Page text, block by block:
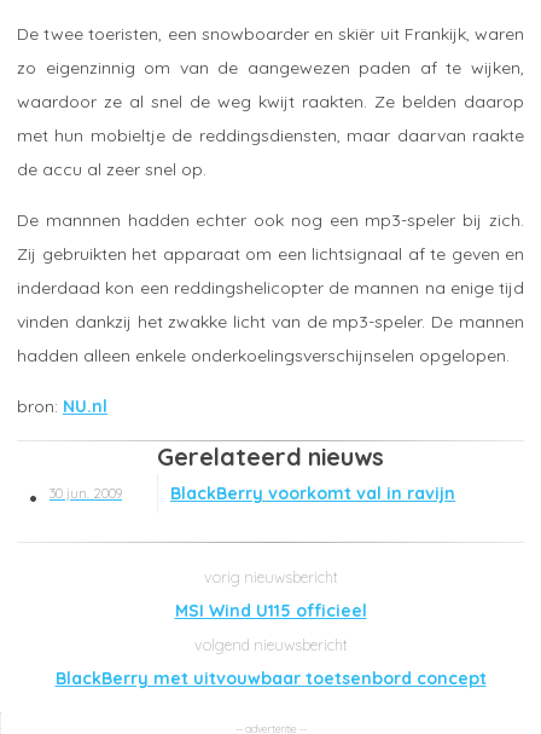
De twee toeristen, een snowboarder en skiër uit Frankijk, waren
zo eigenzinnig om van de aangewezen paden af te wijken,
waardoor ze al snel de weg kwijt raakten. Ze belden daarop
met hun mobieltje de reddingsdiensten, maar daarvan raakte
de accu al zeer snel op.
De mannnen hadden echter ook nog een mp3-speler bij zich.
Zij gebruikten het apparaat om een lichtsignaal af te geven en
inderdaad kon een reddingshelicopter de mannen na enige tijd
vinden dankzij het zwakke licht van de mp3-speler. De mannen
hadden alleen enkele onderkoelingsverschijnselen opgelopen.
NU.nl
Gerelateerd nieuws
30 jun. 2009 BlackBerry voorkomt val in ravijn
MSI Wind U115 officieel
BlackBerry met uitvouwbaar toetsenbord concept